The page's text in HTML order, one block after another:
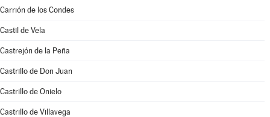
Carrión de los Condes
Castil de Vela
Castrejón de la Peña
Castrillo de Don Juan
Castrillo de Onielo
Castrillo de Villavega